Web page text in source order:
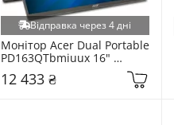
Відправка через 4 дні
Монітор Acer Dual Portable
PD163QTbmiuux 16"
12 433 ₴